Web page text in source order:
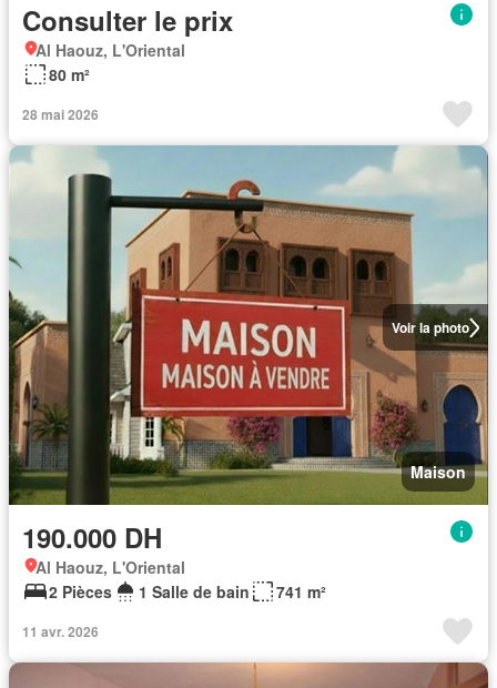
Consulter le prix
Al Haouz, L'Oriental
80 m²
28 mai 2026
Voir la photo
Maison
190.000 DH
Al Haouz, L'Oriental
2 Pièces
1 Salle de bain 741 m²
11 avr. 2026